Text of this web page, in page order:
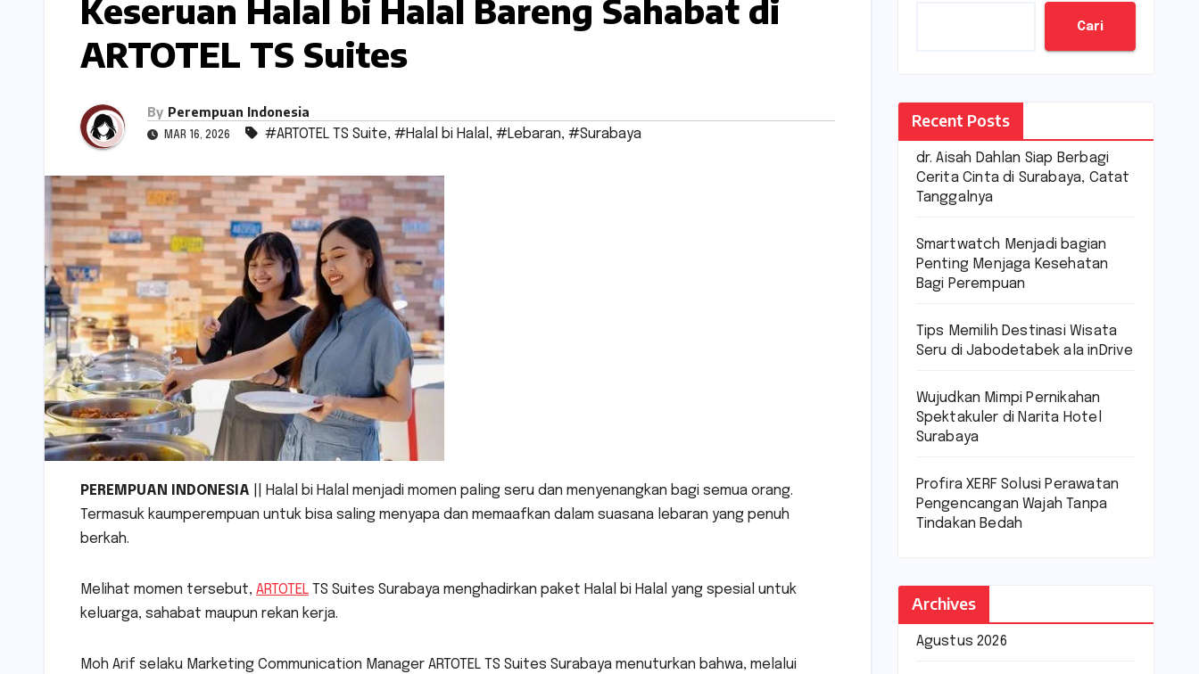
Keseruan Halal bi Halal Bareng Sahabat di
ARTOTEL TS Suites
By Perempuan Indonesia
MAR 16, 2026 #ARTOTEL TS Suite, #Halal bi Halal , #Lebaran, #Surabaya
PEREMPUAN INDONESIA || Halal bi Halal menjadi momen paling seru dan menyenangkan bagi semua orang.
Termasuk kaumperempuan untuk bisa saling menyapa dan memaafkan dalam suasana lebaran yang penuh
berkah.
Melihat momen tersebut, ARTOTEL TS Suites Surabaya menghadirkan paket Halal bi Halal yang spesial untuk
keluarga, sahabat maupun rekan kerja.
Moh Arif selaku Marketing Communication Manager ARTOTEL TS Suites Surabaya menuturkan bahwa, melalui
Cari
Recent Posts
dr. Aisah Dahlan Siap Berbagi
Cerita Cinta di Surabaya, Catat
Tanggalnya
Smartwatch Menjadi bagian
Penting Menjaga Kesehatan
Bagi Perempuan
Tips Memilih Destinasi Wisata
Seru di Jabodetabek ala inDrive
Wujudkan Mimpi Pernikahan
Spektakuler di Narita Hotel
Surabaya
Profira XERF Solusi Perawatan
Pengencangan Wajah Tanpa
Tindakan Bedah
Archives
Agustus 2026